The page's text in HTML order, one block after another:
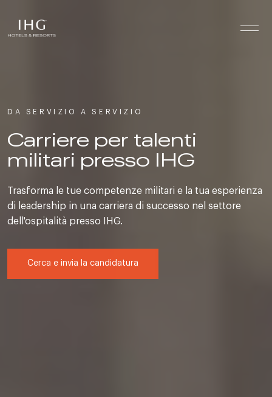
DA SERVIZIO A SERVIZIO
Carriere per talenti
militari presso IHG
Trasforma le tue competenze militari e la tua esperienza
di leadership in una carriera di successo nel settore
dell'ospitalità presso IHG.
Cerca e invia la candidatura